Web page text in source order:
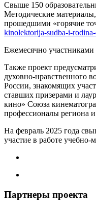
Свыше 150
Методические
прошедшими «горячие
kinolektorija-sudba-i-
Ежемесячно
Также проект
духовно-нравственного
России, знакомящих
ставших призерами и
кино» Союза
профессионалы региона
На февраль 2025 года
участие в работе
Партнеры проекта